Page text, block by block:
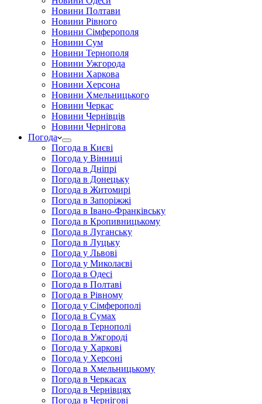
Новини Полтави
Новини Рівного
Новини Сімферополя
Новини Сум
Новини Тернополя
Новини Ужгорода
Новини Харкова
Новини Херсона
Новини Хмельницького
Новини Черкас
Новини Чернівців
Новини Чернігова
Погода
Погода в Києві
Погода у Вінниці
Погода в Дніпрі
Погода в Донецьку
Погода в Житомирі
Погода в Запоріжжі
Погода в Івано-Франківську
Погода в Кропивницькому
Погода в Луганську
Погода в Луцьку
Погода у Львові
Погода у Миколаєві
Погода в Одесі
Погода в Полтаві
Погода в Рівному
Погода у Сімферополі
Погода в Сумах
Погода в Тернополі
Погода в Ужгороді
Погода у Харкові
Погода у Херсоні
Погода в Хмельницькому
Погода в Черкасах
Погода в Чернівцях
Погода в Чернігові